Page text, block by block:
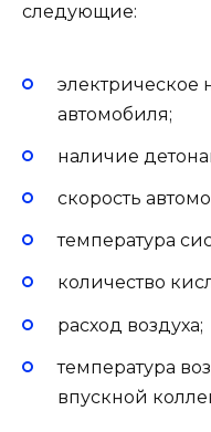
следующие:
электрическое
автомобиля;
наличие
скорость
температура
количество
расход воздуха;
температура
впускной